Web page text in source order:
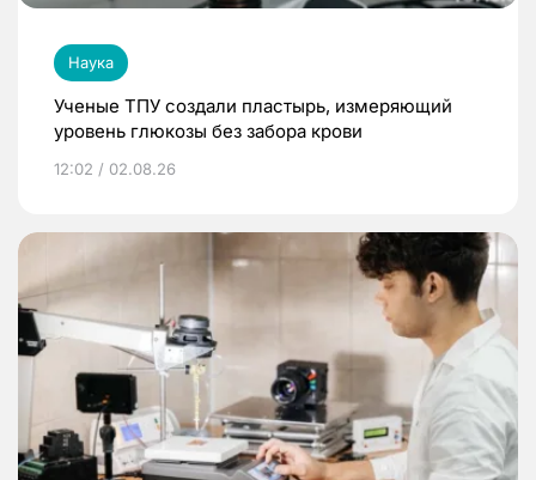
Наука
Ученые ТПУ создали пластырь, измеряющий
уровень глюкозы без забора крови
12:02 / 02.08.26